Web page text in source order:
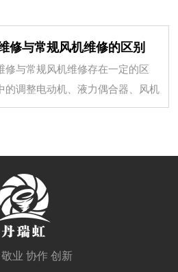
修与常规风机维修的区别
修与常规风机维修存在一定的区
的调整电动机、液力偶合器、风机
业 协作 创新